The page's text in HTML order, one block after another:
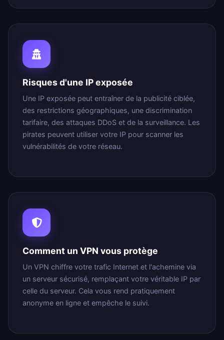
Risques d'une IP exposée
Une IP exposée peut entraîner de la publicité ciblée,
des restrictions géographiques, une discrimination
tarifaire, des attaques DDoS et de la surveillance. Les
pirates peuvent utiliser votre IP pour scanner les
vulnérabilités de votre réseau.
Comment un VPN vous protège
Un VPN chiffre votre trafic Internet et l'achemine via
un serveur sécurisé, remplaçant votre véritable IP par
celle du serveur. Cela vous rend pratiquement
anonyme en ligne et empêche le suivi.